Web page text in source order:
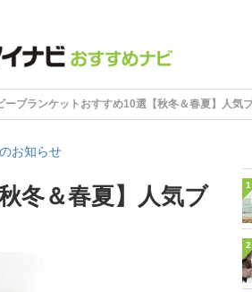
ーブランケットおすすめ10選【秋冬＆春夏】人気
お知らせ
冬＆春夏】人気ブ
1
2